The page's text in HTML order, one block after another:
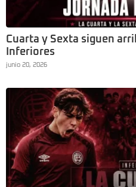
Cuarta y Sexta siguen
Inferiores
junio 20, 2026